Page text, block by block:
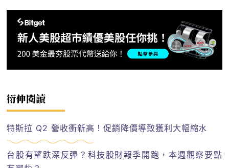
衍伸閱讀
特斯拉 Q2 營收衝新高！促銷降價導致獲利大幅縮水
台股有望跌深反彈？科技股財報季開跑，本週觀察要點